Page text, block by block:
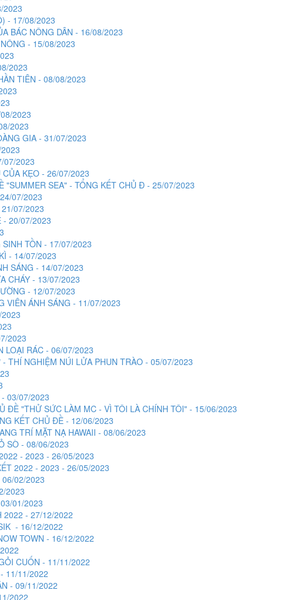
2023
- 17/08/2023
BÁC NÔNG DÂN - 16/08/2023
- 15/08/2023
2023
TIÊN - 08/08/2023
2023
2023
GIA - 31/07/2023
07/2023
KẸO - 26/07/2023
"SUMMER SEA" - TỔNG KẾT CHỦ Đ - 25/07/2023
07/2023
07/2023
- 20/07/2023
TỒN - 17/07/2023
- 14/07/2023
SÁNG - 14/07/2023
CHÁY - 13/07/2023
- 12/07/2023
VIÊN ÁNH SÁNG - 11/07/2023
2023
LOẠI RÁC - 06/07/2023
THÍ NGHIỆM NÚI LỬA PHUN TRÀO - 05/07/2023
03/07/2023
ĐỀ "THỬ SỨC LÀM MC - VÌ TÔI LÀ CHÍNH TÔI" - 15/06/2023
KẾT CHỦ ĐỀ - 12/06/2023
TRÍ MẶT NẠ HAWAII - 08/06/2023
SÒ - 08/06/2023
- 2023 - 26/05/2023
2022 - 2023 - 26/05/2023
02/2023
2023
01/2023
2022 - 27/12/2022
- 16/12/2022
TOWN - 16/12/2022
CUỐN - 11/11/2022
11/11/2022
- 09/11/2022
2022